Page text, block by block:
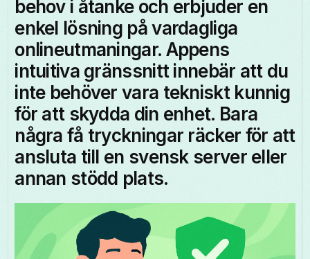
behov i åtanke och erbjuder en
enkel lösning på vardagliga
onlineutmaningar. Appens
intuitiva gränssnitt innebär att du
inte behöver vara tekniskt kunnig
för att skydda din enhet. Bara
några få tryckningar räcker för att
ansluta till en svensk server eller
annan stödd plats.